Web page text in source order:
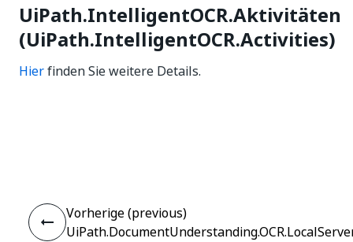
UiPath.IntelligentOCR.Aktivitäten
(UiPath.IntelligentOCR.Activities)
Hierfinden Sie weitere Details.
Vorherige (previous)